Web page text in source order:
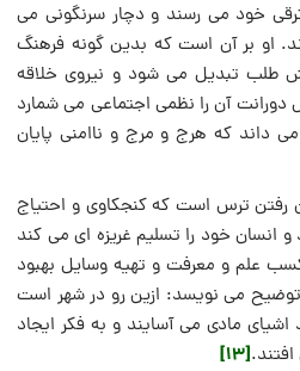
خود می رسند و دچار سرنگونی می
او بر آن است که بدین گونه فرهنگ
طلب تبدیل می شود و نیروی خلاقه
دورانت آن را نظمی اجتماعی می شمارد
داند که هرج و مرج و ناامنی پایان
رفتن ترس است که کنجکاوی و احتیاج
و انسان خود را تسلیم غریزه ای می کند
علم و معرفت و تهیه وسایل بهبود
می نویسد: ازین رو در شهر است
مادی می آسایند و به فکر ایجاد
[13]